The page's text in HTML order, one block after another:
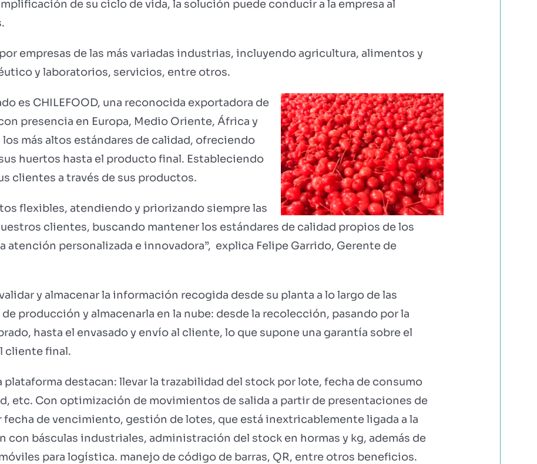
de su ciclo de vida, la solución puede conducir a la empresa al
empresas de las más variadas industrias, incluyendo agricultura, alimentos y
y laboratorios, servicios, entre otros.
es CHILEFOOD, una reconocida exportadora de
presencia en Europa, Medio Oriente, África y
más altos estándares de calidad, ofreciendo
huertos hasta el producto final. Estableciendo
clientes a través de sus productos.
flexibles, atendiendo y priorizando siempre las
clientes, buscando mantener los estándares de calidad propios de los
atención personalizada e innovadora”, explica Felipe Garrido, Gerente de
y almacenar la información recogida desde su planta a lo largo de las
producción y almacenarla en la nube: desde la recolección, pasando por la
hasta el envasado y envío al cliente, lo que supone una garantía sobre el
cliente final.
plataforma destacan: llevar la trazabilidad del stock por lote, fecha de consumo
etc. Con optimización de movimientos de salida a partir de presentaciones de
de vencimiento, gestión de lotes, que está inextricablemente ligada a la
con básculas industriales, administración del stock en hormas y kg, además de
para logística. manejo de código de barras, QR, entre otros beneficios.